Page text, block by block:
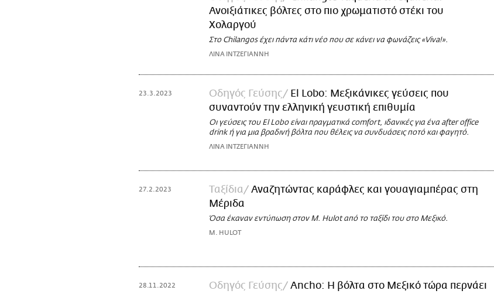
Ανοιξιάτικες βόλτες στο πιο χρωματιστό στέκι του
Χολαργού
Στo Chilangos έχει πάντα κάτι νέο που σε κάνει να φωνάζεις «Viva!».
ΛΙΝΑ ΙΝΤΖΕΓΙΑΝΝΗ
23.3.2023 Οδηγός Γεύσης
El Lobo: Μεξικάνικες γεύσεις που
συναντούν την ελληνική γευστική επιθυμία
Οι γεύσεις του El Lobo είναι πραγματικά comfort, ιδανικές για ένα after office
drink ή για μια βραδινή βόλτα που θέλεις να συνδυάσεις ποτό και φαγητό.
ΛΙΝΑ ΙΝΤΖΕΓΙΑΝΝΗ
27.2.2023 Ταξίδια
Αναζητώντας καράφλες και γουαγιαμπέρας στη
Μέριδα
Όσα έκαναν εντύπωση στον M. Hulot από το ταξίδι του στο Μεξικό.
M. HULOT
28.11.2022 Οδηγός Γεύσης
Ancho: Η βόλτα στο Μεξικό τώρα περνάει